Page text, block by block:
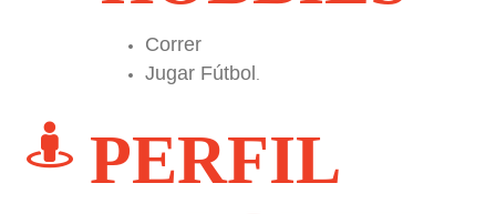
Correr
Jugar Fútbol
PERFIL